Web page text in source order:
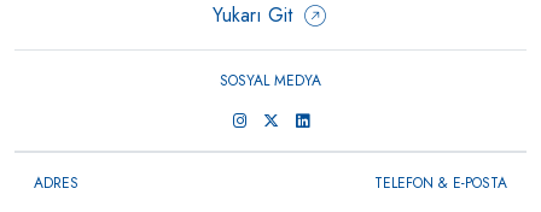
Yukarı Git
SOSYAL MEDYA
ADRES
TELEFON & E-POSTA